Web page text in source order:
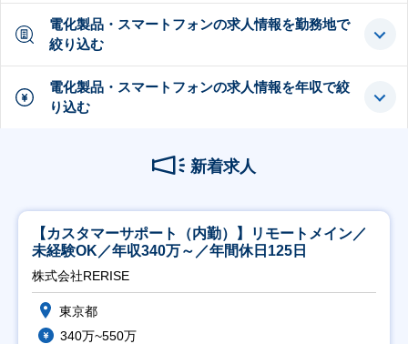
電化製品・スマートフォンの求人情報を勤務地で
絞り込む
電化製品・スマートフォンの求人情報を年収で絞
り込む
新着求人
【カスタマーサポート（内勤）】リモートメイン／
未経験OK／年収340万～／年間休日125日
株式会社RERISE
東京都
340万~550万